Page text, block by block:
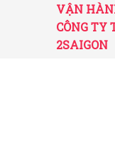
VẬN
CÔNG TY
2SAIGON